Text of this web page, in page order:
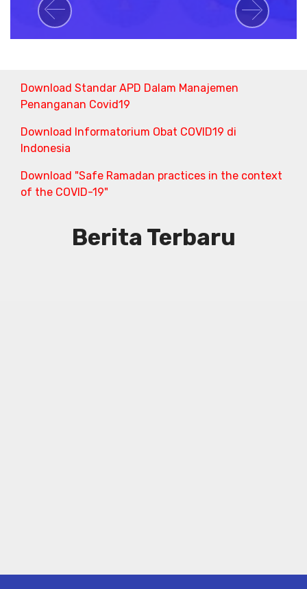
Previous Next
Download Standar APD Dalam Manajemen
Penanganan Covid19
Download Informatorium Obat COVID19 di
Indonesia
Download "Safe Ramadan practices in the context
of the COVID-19"
Berita Terbaru